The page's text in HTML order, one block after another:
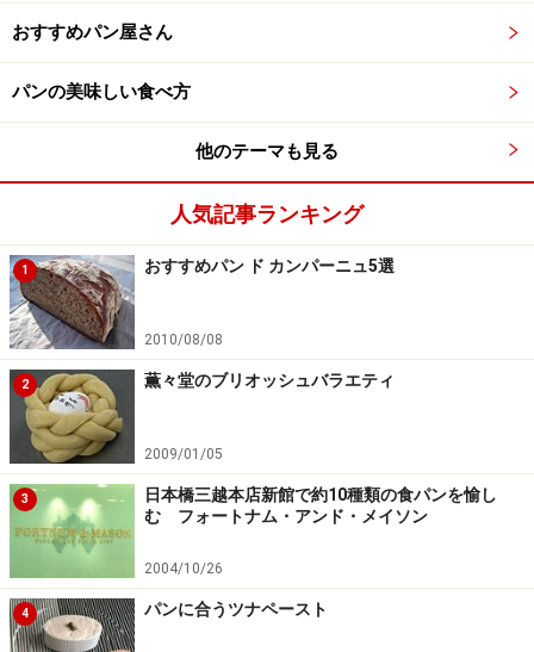
おすすめパン屋さん
パンの美味しい食べ方
他のテーマも見る
人気記事ランキング
1 おすすめパン ド カンパーニュ5選
2010/08/08
2 薫々堂のブリオッシュバラエティ
2009/01/05
3
日本橋三越本店新館で約10種類の食パンを愉し
む フォートナム・アンド・メイソン
2004/10/26
4 パンに合うツナペースト